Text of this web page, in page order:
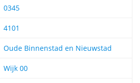
0345
4101
Oude Binnenstad en Nieuwstad
Wijk 00